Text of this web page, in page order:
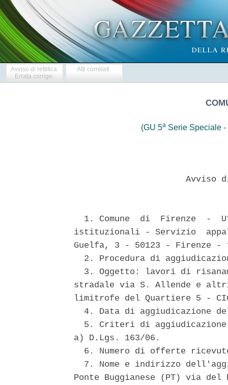
Avviso di rettifica
Errata corrige
Atti correlati
(GU 5aSerie Speciale -
Avviso
1. Comune  di  Firenze  -
istituzionali - Servizio
Guelfa, 3 - 50123 - Firenze -
2. Procedura di
3. Oggetto: lavori di
stradale via S. Allende e
limitrofe del Quartiere 5 -
4. Data di aggiudicazione
5. Criteri di
a) D.Lgs. 163/06.
6. Numero di offerte
7. Nome e indirizzo
Ponte Buggianese (PT) via